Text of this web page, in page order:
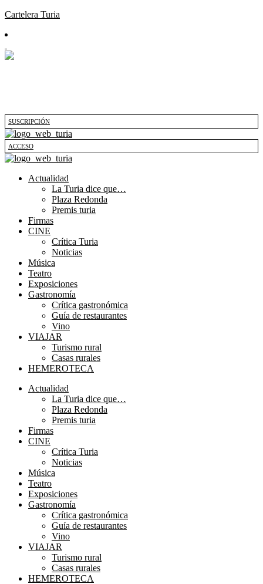
Cartelera Turia
SUSCRIPCIÓN
ACCESO
Actualidad
La Turia dice que…
Plaza Redonda
Premis turia
Firmas
CINE
Crítica Turia
Noticias
Música
Teatro
Exposiciones
Gastronomía
Crítica gastronómica
Guía de restaurantes
Vino
VIAJAR
Turismo rural
Casas rurales
HEMEROTECA
Menú
Actualidad
La Turia dice que…
Plaza Redonda
Premis turia
Firmas
CINE
Crítica Turia
Noticias
Música
Teatro
Exposiciones
Gastronomía
Crítica gastronómica
Guía de restaurantes
Vino
VIAJAR
Turismo rural
Casas rurales
HEMEROTECA